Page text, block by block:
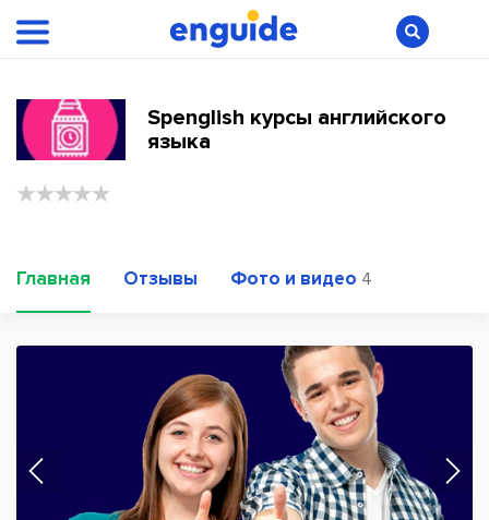
Spenglish курсы английского
языка
Главная Отзывы Фото и видео 4